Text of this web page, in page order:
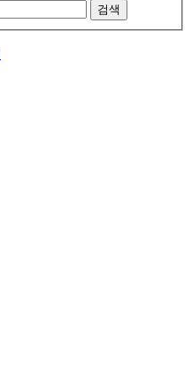
검색